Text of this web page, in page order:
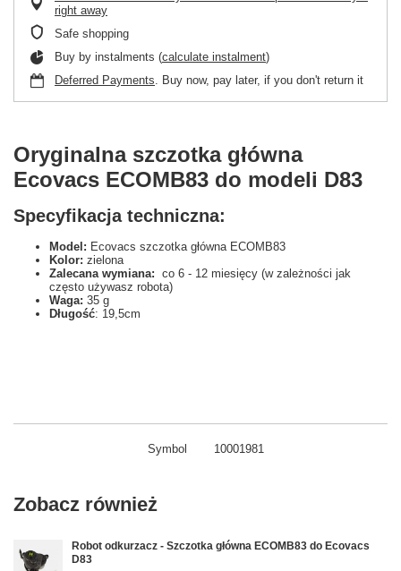
right away
Safe shopping
Buy by instalments (calculate instalment)
Deferred Payments. Buy now, pay later, if you don't return it
Oryginalna szczotka główna
Ecovacs ECOMB83 do modeli D83
Specyfikacja techniczna:
Model: Ecovacs szczotka główna ECOMB83
Kolor: zielona
Zalecana wymiana: co 6 - 12 miesięcy (w zależności jak
często używasz robota)
Waga: 35 g
Długość: 19,5cm
Symbol 10001981
Zobacz również
Robot odkurzacz - Szczotka główna ECOMB83 do Ecovacs
D83